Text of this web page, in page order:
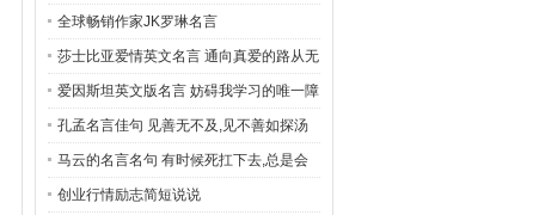
全球畅销作家JK罗琳名言
莎士比亚爱情英文名言 通向真爱的路从无
坦途
爱因斯坦英文版名言 妨碍我学习的唯一障
碍就是我的教育
孔孟名言佳句 见善无不及,见不善如探汤
马云的名言名句 有时候死扛下去,总是会
有机会的
创业行情励志简短说说